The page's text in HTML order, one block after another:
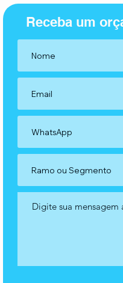
Receba um